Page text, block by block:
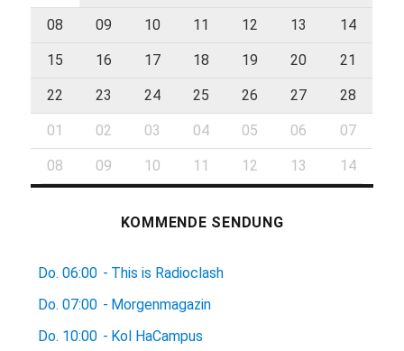
08 09 10 11 12 13 14
15 16 17 18 19 20 21
22 23 24 25 26 27 28
01 02 03 04 05 06 07
08 09 10 11 12 13 14
KOMMENDE SENDUNG
Do. 06:00 - This is Radioclash
Do. 07:00 - Morgenmagazin
Do. 10:00 - Kol HaCampus